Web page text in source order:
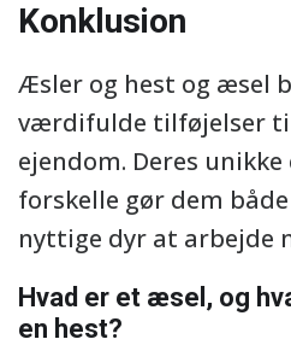
Konklusion
Æsler og hest og æsel
værdifulde tilføjelser
ejendom. Deres
forskelle gør dem
nyttige dyr at arbejde
Hvad er et æsel, og
en hest?